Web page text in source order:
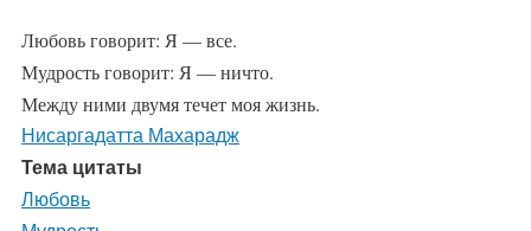
Любовь говорит: Я — все.
Мудрость говорит: Я — ничто.
Между ними двумя течет моя жизнь.
Нисаргадатта Махарадж
Тема цитаты
Любовь